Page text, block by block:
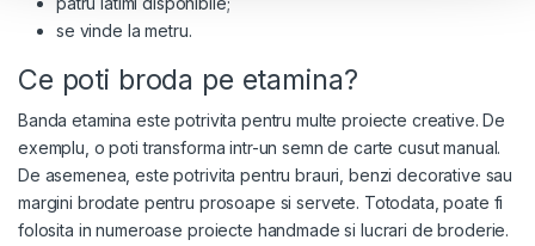
se vinde la metru.
Ce poti broda pe etamina?
Banda etamina este potrivita pentru multe proiecte creative. De
exemplu, o poti transforma intr-un semn de carte cusut manual.
De asemenea, este potrivita pentru brauri, benzi decorative sau
margini brodate pentru prosoape si servete. Totodata, poate fi
folosita in numeroase proiecte handmade si lucrari de broderie.